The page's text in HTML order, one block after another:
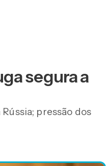
segura a
pressão dos